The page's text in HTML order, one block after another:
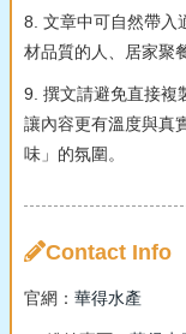
8. 文章中可自然帶入
材品質的人、居家聚
9. 撰文請避免直接複
讓內容更有溫度與真
味」的氛圍。
Contact Info
官網： 華得水產